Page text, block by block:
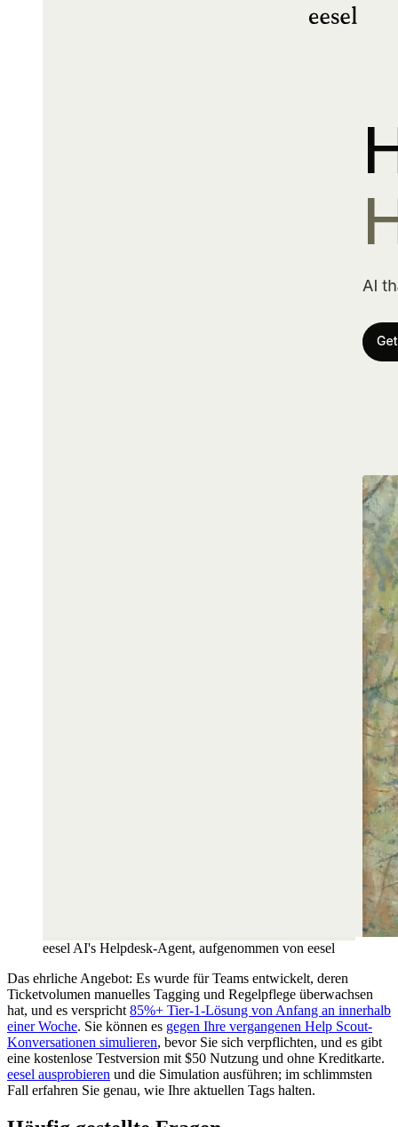
eesel AI's Helpdesk-Agent, aufgenommen von eesel
Das ehrliche Angebot: Es wurde für Teams entwickelt, deren
Ticketvolumen manuelles Tagging und Regelpflege überwachsen
hat, und es verspricht 85%+ Tier-1-Lösung von Anfang an innerhalb
einer Woche. Sie können es gegen Ihre vergangenen Help Scout-
Konversationen simulieren, bevor Sie sich verpflichten, und es gibt
eine kostenlose Testversion mit $50 Nutzung und ohne Kreditkarte.
eesel ausprobieren und die Simulation ausführen; im schlimmsten
Fall erfahren Sie genau, wie Ihre aktuellen Tags halten.